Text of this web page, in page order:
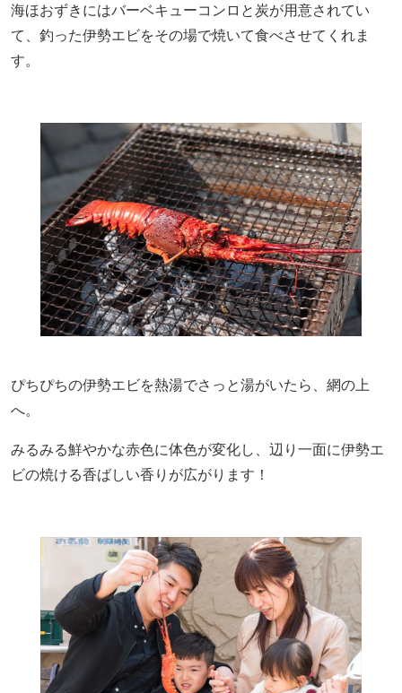
海ほおずきにはバーベキューコンロと炭が用意されてい
て、釣った伊勢エビをその場で焼いて食べさせてくれま
す。
ぴちぴちの伊勢エビを熱湯でさっと湯がいたら、網の上
へ。
みるみる鮮やかな赤色に体色が変化し、辺り一面に伊勢エ
ビの焼ける香ばしい香りが広がります！